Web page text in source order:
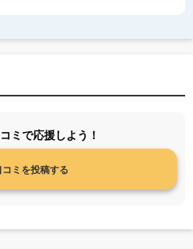
ミで応援しよう！
コミを投稿する